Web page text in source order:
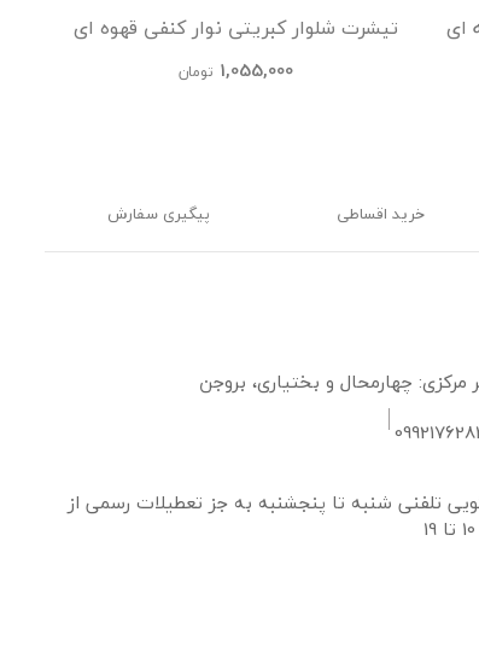
ای
تیشرت شلوار کبریتی نوار کنفی قهوه ای
kids
1,055,000 تومان
خرید اقساطی پیگیری سفارش
مرکزی: چهارمحال و بختیاری، بروجن
تلفنی شنبه تا پنجشنبه به جز تعطیلات رسمی از